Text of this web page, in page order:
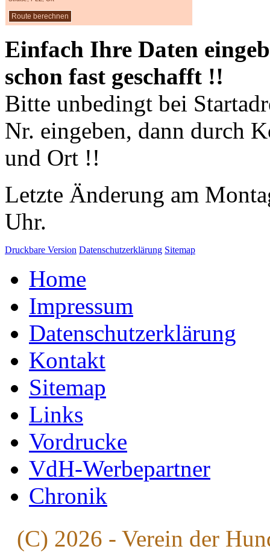
Einfach Ihre Daten
schon fast geschafft !!
Bitte unbedingt bei
Nr. eingeben, dann durch
und Ort !!
Letzte Änderung am
Uhr.
Druckbare Version Datenschutzerklärung Sitemap
Home
Impressum
Datenschutzerklärung
Kontakt
Sitemap
Links
Vordrucke
VdH-Werbepartner
Chronik
(C) 2026 - Verein der